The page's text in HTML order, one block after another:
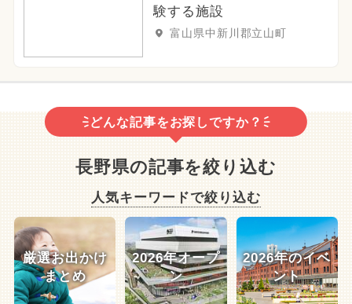
験する施設
富山県中新川郡立山町
どんな記事をお探しですか？
長野県の記事を絞り込む
人気キーワードで絞り込む
厳選お出かけ
まとめ
2026年オープ
ン
2026年のイベ
ント